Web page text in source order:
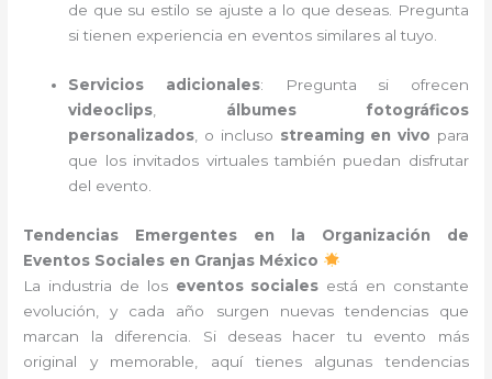
de que su estilo se ajuste a lo que deseas. Pregunta
si tienen experiencia en eventos similares al tuyo.
Servicios adicionales: Pregunta si ofrecen
videoclips, álbumes fotográficos
personalizados, o incluso streaming en vivo para
que los invitados virtuales también puedan disfrutar
del evento.
Tendencias Emergentes en la Organización de
Eventos Sociales en Granjas México
La industria de los eventos sociales está en constante
evolución, y cada año surgen nuevas tendencias que
marcan la diferencia. Si deseas hacer tu evento más
original y memorable, aquí tienes algunas tendencias